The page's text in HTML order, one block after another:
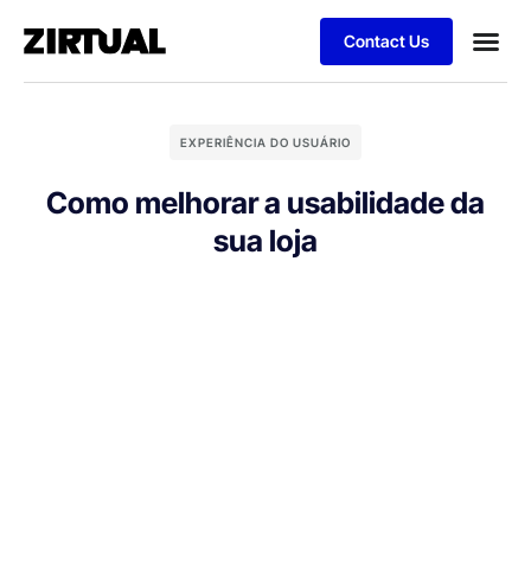
Contact Us
EXPERIÊNCIA DO USUÁRIO
Como melhorar a usabilidade da
sua loja